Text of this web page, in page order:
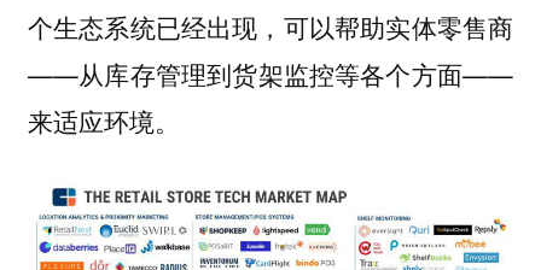
个生态系统已经出现，可以帮助实体零售商
——从库存管理到货架监控等各个方面——
来适应环境。